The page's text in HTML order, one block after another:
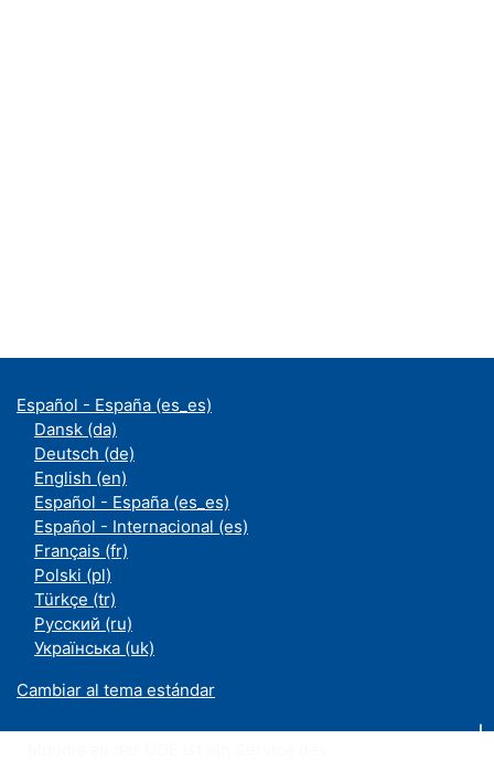
Español - España ‎(es_es)‎
Dansk ‎(da)‎
Deutsch ‎(de)‎
English ‎(en)‎
Español - España ‎(es_es)‎
Español - Internacional ‎(es)‎
Français ‎(fr)‎
Polski ‎(pl)‎
Türkçe ‎(tr)‎
Русский ‎(ru)‎
Українська ‎(uk)‎
Cambiar al tema estándar